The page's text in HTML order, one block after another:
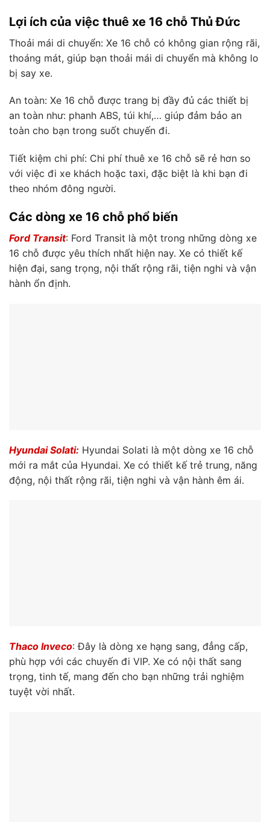
Lợi ích của việc thuê xe 16 chỗ Thủ Đức
Thoải mái di chuyển: Xe 16 chỗ có không gian rộng rãi,
thoáng mát, giúp bạn thoải mái di chuyển mà không lo
bị say xe.
An toàn: Xe 16 chỗ được trang bị đầy đủ các thiết bị
an toàn như: phanh ABS, túi khí,… giúp đảm bảo an
toàn cho bạn trong suốt chuyến đi.
Tiết kiệm chi phí: Chi phí thuê xe 16 chỗ sẽ rẻ hơn so
với việc đi xe khách hoặc taxi, đặc biệt là khi bạn đi
theo nhóm đông người.
Các dòng xe 16 chỗ phổ biến
Ford Transit: Ford Transit là một trong những dòng xe
16 chỗ được yêu thích nhất hiện nay. Xe có thiết kế
hiện đại, sang trọng, nội thất rộng rãi, tiện nghi và vận
hành ổn định.
Hyundai Solati: Hyundai Solati là một dòng xe 16 chỗ
mới ra mắt của Hyundai. Xe có thiết kế trẻ trung, năng
động, nội thất rộng rãi, tiện nghi và vận hành êm ái.
Thaco Inveco: Đây là dòng xe hạng sang, đẳng cấp,
phù hợp với các chuyến đi VIP. Xe có nội thất sang
trọng, tinh tế, mang đến cho bạn những trải nghiệm
tuyệt vời nhất.